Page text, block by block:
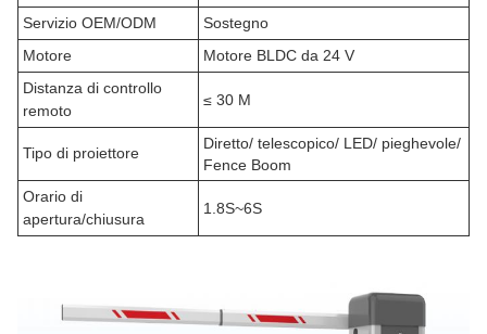
Servizio OEM/ODM
Sostegno
Motore
Motore BLDC da 24 V
Distanza di controllo
remoto
≤ 30 M
Tipo di proiettore
Diretto/ telescopico/ LED/ pieghevole/
Fence Boom
Orario di
apertura/chiusura
1.8S~6S